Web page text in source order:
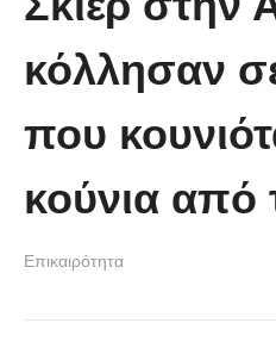
πρώτη στιγμή και
νοηματική με ένα
κόλλησαν
που
κούνια από
Επικαιρότητα